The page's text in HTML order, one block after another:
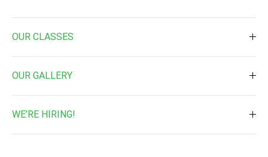
Vision
Mission